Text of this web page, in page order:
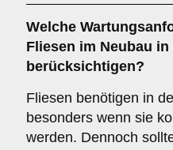
Welche
Fliesen im Neubau in
berücksichtigen?
Fliesen benötigen in
besonders wenn sie
werden. Dennoch